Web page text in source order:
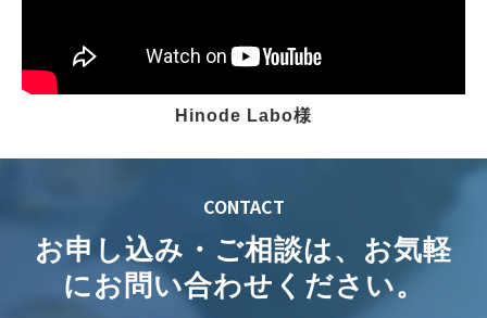
Hinode Labo様
CONTACT
お申し込み・ご相談は、お気軽
にお問い合わせください。